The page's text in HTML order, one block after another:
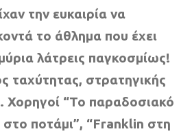
την ευκαιρία να
το άθλημα που έχει
λάτρεις παγκοσμίως!
ταχύτητας, στρατηγικής
Χορηγοί “Το παραδοσιακό
ποτάμι”, “Franklin στη